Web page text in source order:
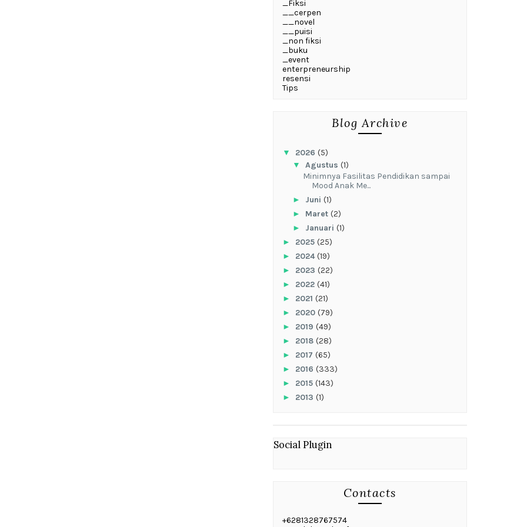
_Fiksi
__cerpen
__novel
__puisi
_non fiksi
_buku
_event
enterpreneurship
resensi
Tips
Blog Archive
▼ 2026 (5)
▼ Agustus (1)
‎Minimnya Fasilitas Pendidikan sampai
Mood Anak Me...
► Juni (1)
► Maret (2)
► Januari (1)
► 2025 (25)
► 2024(19)
► 2023 (22)
► 2022 (41)
► 2021 (21)
► 2020 (79)
► 2019 (49)
► 2018 (28)
► 2017 (65)
► 2016 (333)
► 2015 (143)
► 2013 (1)
Social Plugin
Contacts
+6281328767574